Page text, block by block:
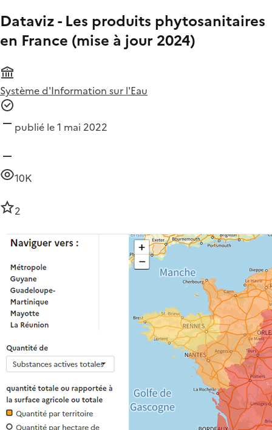
Dataviz - Les produits phytosanitaires
en France (mise à jour 2024)
Système d'Information sur l'Eau
publié le 1 mai 2022
10K
2